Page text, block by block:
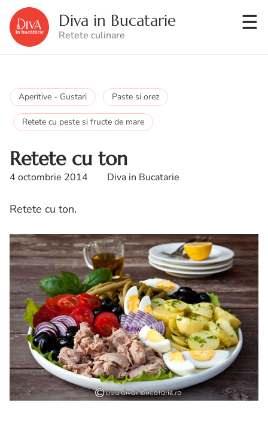
Diva in Bucatarie
Retete culinare
Aperitive - Gustari Paste si orez
Retete cu peste si fructe de mare
Retete cu ton
4 octombrie 2014 Diva in Bucatarie
Retete cu ton.